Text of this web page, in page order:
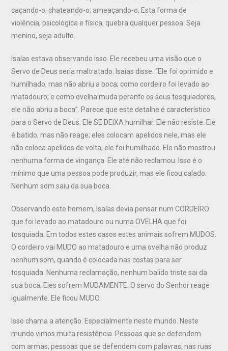
caçando-o; chateando-o; ameaçando-o; Esta forma de
violência, psicológica e física, quebra qualquer pessoa. Seja
menino, seja adulto.
Isaías estava observando isso. Ele recebeu uma visão que o
Servo de Deus seria maltratado. Isaías disse: “Ele foi oprimido e
humilhado, mas não abriu a boca; como cordeiro foi levado ao
matadouro; e como ovelha muda perante os seus tosquiadores,
ele não abriu a boca”. Parece que este detalhe é característico
para o Servo de Deus. Ele SE DEIXA humilhar. Ele não resiste. Ele
é batido, mas não reage; eles colocam apelidos nele, mas ele
não coloca apelidos de volta; ele foi humilhado. Ele não mostrou
nenhuma forma de vingança. Ele até não reclamou. Isso é o
mínimo que uma pessoa pode produzir, mas ele ficou calado.
Nenhum som saiu da sua boca.
Observando este homem, Isaías devia pensar num CORDEIRO
que foi levado ao matadouro ou numa OVELHA que foi
tosquiada. Em todos estes casos estes animais sofrem MUDOS.
O cordeiro vai MUDO ao matadouro e uma ovelha não produz
nenhum som, quando é colocada nas costas para ser
tosquiada. Nenhuma reclamação, nenhum balido triste sai da
sua boca. Eles sofrem MUDAMENTE. O servo do Senhor reage
igualmente. Ele ficou MUDO.
Isso chama a atenção. Especialmente neste mundo. Neste
mundo vimos muita resistência. Pessoas que se defendem
com armas; pessoas que se defendem com palavras; nas ruas